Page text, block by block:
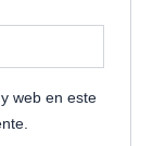
web en este